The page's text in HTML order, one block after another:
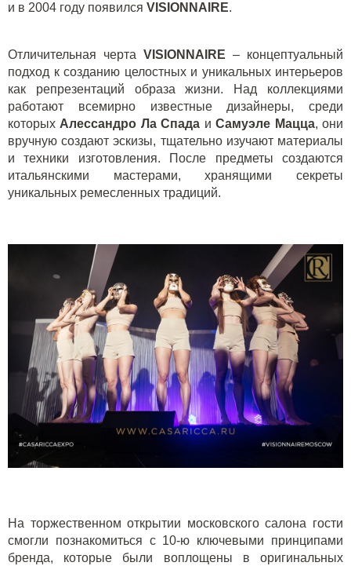
и в 2004 году появился VISIONNAIRE.
Отличительная черта VISIONNAIRE – концептуальный
подход к созданию целостных и уникальных интерьеров
как репрезентаций образа жизни. Над коллекциями
работают всемирно известные дизайнеры, среди
которых Алессандро Ла Спада иСамуэле Мацца, они
вручную создают эскизы, тщательно изучают материалы
и техники изготовления. После предметы создаются
итальянскими мастерами, хранящими секреты
уникальных ремесленных традиций.
На торжественном открытии московского салона гости
смогли познакомиться с 10-ю ключевыми принципами
бренда, которые были воплощены в оригинальных